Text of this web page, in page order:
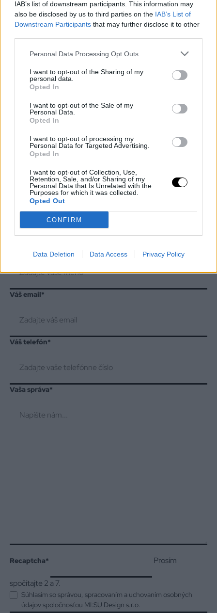
IAB’s list of downstream participants. This information may
also be disclosed by us to third parties on the IAB’s List of
Downstream Participants that may further disclose it to other
Personal Data Processing Opt Outs
I want to opt-out of the Sharing of my
personal data.
Opted In
I want to opt-out of the Sale of my
Personal Data.
Opted In
I want to opt-out of processing my
Personal Data for Targeted Advertising.
Opted In
I want to opt-out of Collection, Use,
Retention, Sale, and/or Sharing of my
Personal Data that Is Unrelated with the
Purposes for which it was collected.
Opted Out
CONFIRM
Data Deletion Data Access Privacy Policy
Máte záujem o podobný
projekt?
Váš email*
Váš telefón*
Vaša správa*
Recaptcha* Prosím
spočítajte 2 a 7.
Súhlasím so správou, spracovaním a uchovaním osobných
údajov spoločnosťou MI:SU Design s.r.o.